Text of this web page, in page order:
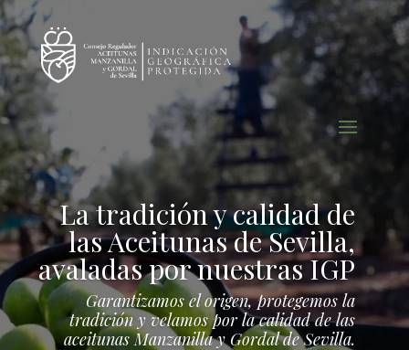
La tradición y calidad de
las Aceitunas de Sevilla,
avaladas por nuestras IGP
Garantizamos el origen, protegemos la
tradición y velamos por la calidad de las
aceitunas Manzanilla y Gordal de Sevilla.